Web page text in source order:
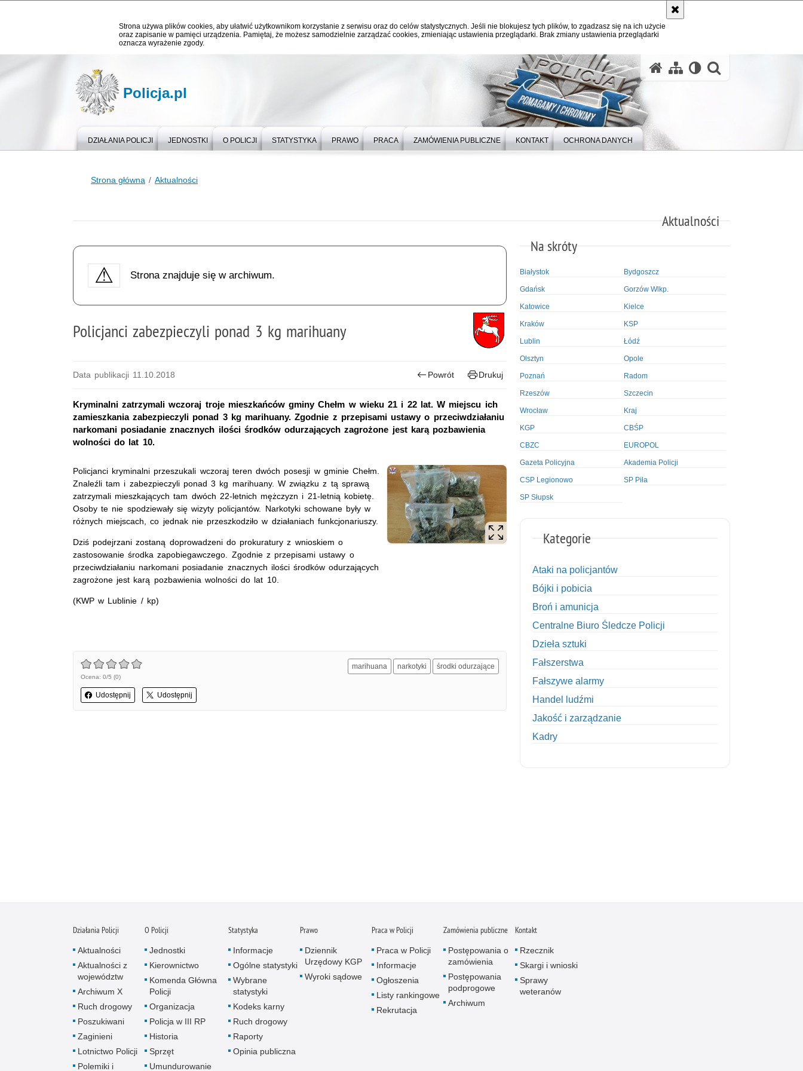
Strona używa plików cookies, aby ułatwić użytkownikom korzystanie z serwisu oraz do celów statystycznych. Jeśli nie blokujesz tych plików, to zgadzasz się na ich użycie
oraz zapisanie w pamięci urządzenia. Pamiętaj, że możesz samodzielnie zarządzać cookies, zmieniając ustawienia przeglądarki. Brak zmiany ustawienia przeglądarki
oznacza wyrażenie zgody.
Policja.pl
DZIAŁANIA POLICJI JEDNOSTKI O POLICJI STATYSTYKA PRAWO PRACA ZAMÓWIENIA PUBLICZNE KONTAKT OCHRONA DANYCH
Strona główna Aktualności
Aktualności
Strona znajduje się w archiwum.
Policjanci zabezpieczyli ponad 3 kg marihuany
Data publikacji 11.10.2018 Powrót Drukuj
Kryminalni zatrzymali wczoraj troje mieszkańców gminy Chełm w wieku 21 i 22 lat. W miejscu ich
zamieszkania zabezpieczyli ponad 3 kg marihuany. Zgodnie z przepisami ustawy o przeciwdziałaniu
narkomani posiadanie znacznych ilości środków odurzających zagrożone jest karą pozbawienia
wolności do lat 10.
Policjanci kryminalni przeszukali wczoraj teren dwóch posesji w gminie Chełm.
Znaleźli tam i zabezpieczyli ponad 3 kg marihuany. W związku z tą sprawą
zatrzymali mieszkających tam dwóch 22-letnich mężczyzn i 21-letnią kobietę.
Osoby te nie spodziewały się wizyty policjantów. Narkotyki schowane były w
różnych miejscach, co jednak nie przeszkodziło w działaniach funkcjonariuszy.
Dziś podejrzani zostaną doprowadzeni do prokuratury z wnioskiem o
zastosowanie środka zapobiegawczego. Zgodnie z przepisami ustawy o
przeciwdziałaniu narkomani posiadanie znacznych ilości środków odurzających
zagrożone jest karą pozbawienia wolności do lat 10.
(KWP w Lublinie / kp)
Ocena: 0/5 (0)
Udostępnij Udostępnij
marihuana narkotyki środki odurzające
Na skróty
Białystok Bydgoszcz
Gdańsk Gorzów Wlkp.
Katowice Kielce
Kraków KSP
Lublin Łódź
Olsztyn Opole
Poznań Radom
Rzeszów Szczecin
Wrocław Kraj
KGP CBŚP
CBZC EUROPOL
Gazeta Policyjna Akademia Policji
CSP Legionowo SP Piła
SP Słupsk
Kategorie
Ataki na policjantów
Bójki i pobicia
Broń i amunicja
Centralne Biuro Śledcze Policji
Dzieła sztuki
Fałszerstwa
Fałszywe alarmy
Handel ludźmi
Jakość i zarządzanie
Kadry
Nietrzeźwi kierujący
Nietrzeźwi opiekunowie
Działania Policji
Aktualności
Aktualności z
województw
Archiwum X
Ruch drogowy
Poszukiwani
Zaginieni
Lotnictwo Policji
Polemiki i
O Policji
Jednostki
Kierownictwo
Komenda Główna
Policji
Organizacja
Policja w III RP
Historia
Sprzęt
Umundurowanie
Statystyka
Informacje
Ogólne statystyki
Wybrane
statystyki
Kodeks karny
Ruch drogowy
Raporty
Opinia publiczna
Prawo
Dziennik
Urzędowy KGP
Wyroki sądowe
Praca w Policji
Praca w Policji
Informacje
Ogłoszenia
Listy rankingowe
Rekrutacja
Zamówienia publiczne
Postępowania o
zamówienia
Postępowania
podprogowe
Archiwum
Kontakt
Rzecznik
Skargi i wnioski
Sprawy
weteranów